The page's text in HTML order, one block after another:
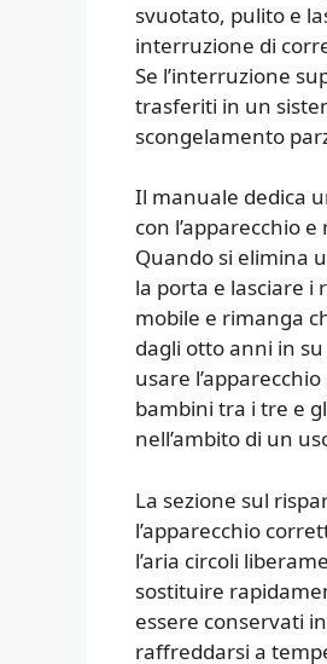
svuotato, pulito e
interruzione di
Se l’interruzione
trasferiti in un
scongelamento
Il manuale dedica
con l’apparecchio
Quando si elimina
la porta e lasciare i
mobile e rimanga
dagli otto anni in
usare
bambini tra i tre e
nell’ambito di un
La sezione sul
l’apparecchio
l’aria circoli
sostituire
essere conservati
raffreddarsi a